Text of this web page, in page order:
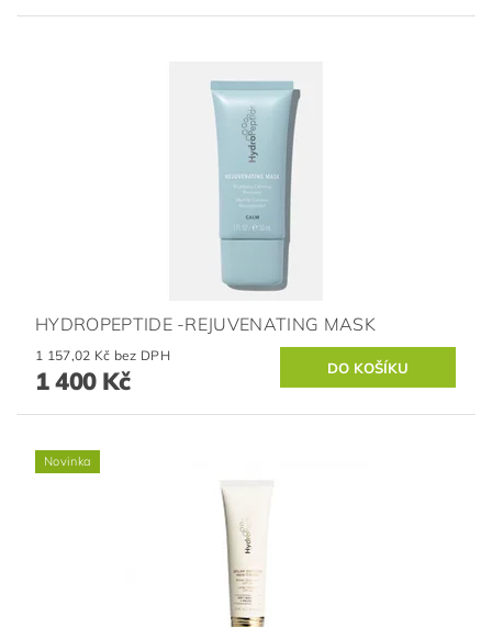
HYDROPEPTIDE -REJUVENATING MASK
1 157,02 Kč bez DPH
1 400 Kč
Novinka